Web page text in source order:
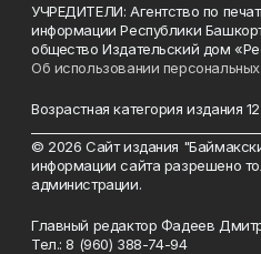
УЧРЕДИТЕЛИ: Агентство по
информации Республики
общество Издательский дом
Об использовании
Возрастная категория издания
© 2026 Сайт издания
информации сайта разрешено
администрации.
Главный редактор Фадеев
Тел.: 8 (960) 388-74-94